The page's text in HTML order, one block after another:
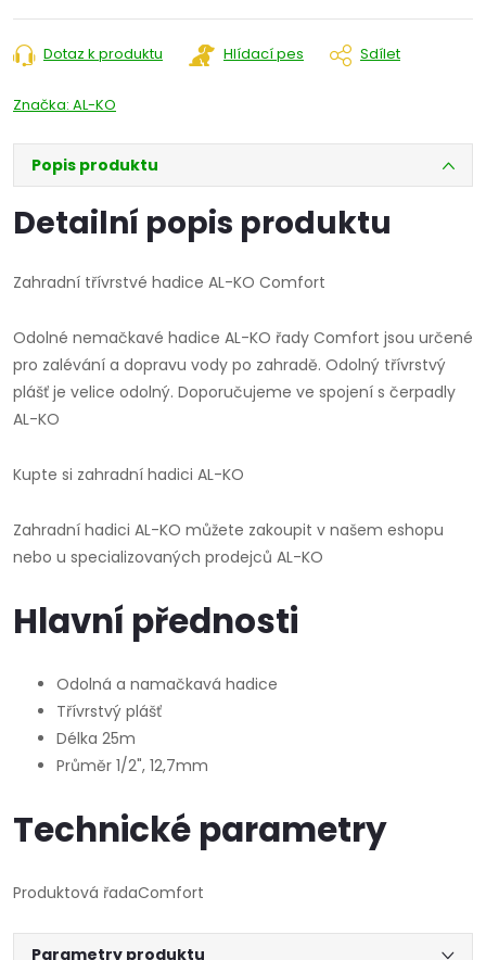
cena:
Dotaz k produktu Hlídací pes Sdílet
Značka: AL-KO
Popis produktu
Detailní popis produktu
Zahradní třívrstvé hadice AL-KO Comfort
Odolné nemačkavé hadice AL-KO řady Comfort jsou určené
pro zalévání a dopravu vody po zahradě. Odolný třívrstvý
plášť je velice odolný. Doporučujeme ve spojení s čerpadly
AL-KO
Kupte si zahradní hadici AL-KO
Zahradní hadici AL-KO můžete zakoupit v našem eshopu
nebo u specializovaných prodejců AL-KO
Hlavní přednosti
Odolná a namačkavá hadice
Třívrstvý plášť
Délka 25m
Průměr 1/2", 12,7mm
Technické parametry
Produktová řadaComfort
Parametry produktu